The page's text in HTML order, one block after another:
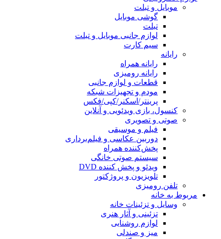
موبایل و تبلت
گوشی موبایل
تبلت
لوازم جانبی موبایل و تبلت
سیم کارت
رایانه
رایانه همراه
رایانه رومیزی
قطعات و لوازم جانبی
مودم و تجهیزات شبکه
پرینتر/اسکنر/کپی/فکس
کنسول، بازی‌ ویدئویی و آنلاین
صوتی و تصویری
فیلم و موسیقی
دوربین عکاسی و فیلم‌برداری
پخش‌کننده همراه
سیستم صوتی خانگی
ویدئو و پخش کننده DVD
تلویزیون و پروژکتور
تلفن رومیزی
مربوط به خانه
وسایل و تزئینات خانه
تزئینی و آثار هنری
لوازم روشنایی
میز و صندلی